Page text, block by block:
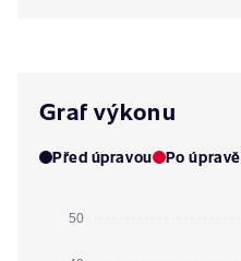
Graf výkonu
Před úpravou Po úpravě
50